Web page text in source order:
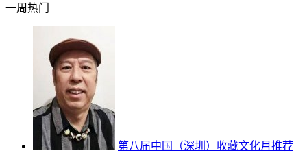
一周热门
第八届中国（深圳）收藏文化月推荐